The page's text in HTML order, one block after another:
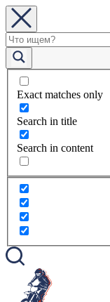
Exact matches only
Search in title
Search in content